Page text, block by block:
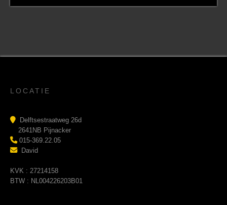
LOCATIE
Delftsestraatweg 26d
2641NB Pijnacker
015-369.22.05
David
KVK : 27214158
BTW : NL004226203B01